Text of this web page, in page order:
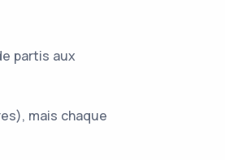
partis aux
mais chaque